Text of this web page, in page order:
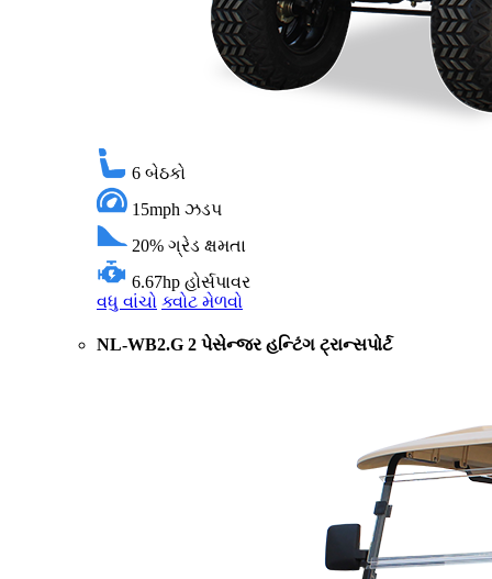
6 બેઠકો
15mph ઝડપ
20% ગ્રેડ ક્ષમતા
6.67hp હોર્સપાવર
વધુ વાંચો ક્વોટ મેળવો
NL-WB2.G 2 પેસેન્જર હન્ટિંગ ટ્રાન્સપોર્ટ